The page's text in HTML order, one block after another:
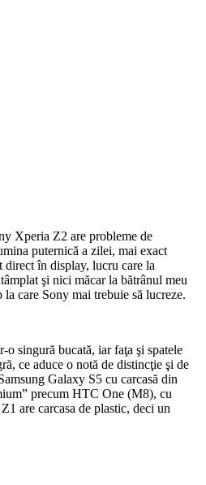
Xperia Z2 are probleme de
puternică a zilei, mai exact
direct în display, lucru care la
şi nici măcar la bătrânul meu
care Sony mai trebuie să lucreze.
singură bucată, iar faţa şi spatele
ce aduce o notă de distincţie şi de
Galaxy S5 cu carcasă din
precum HTC One (M8), cu
are carcasa de plastic, deci un